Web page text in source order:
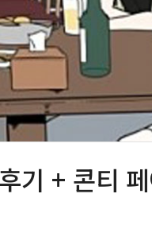
기 + 콘티